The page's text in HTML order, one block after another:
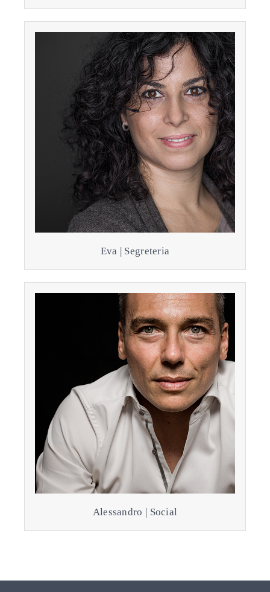
Eva | Segreteria
Alessandro | Social